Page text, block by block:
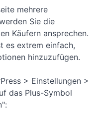
mehrere
Sie die
Käufern ansprechen.
es extrem einfach,
hinzuzufügen.
> Einstellungen >
das Plus-Symbol